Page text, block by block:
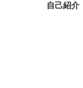
自己紹介